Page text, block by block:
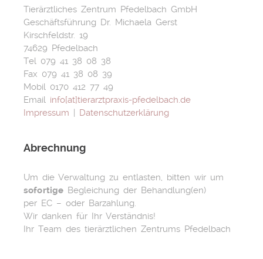
Tierärztliches Zentrum Pfedelbach GmbH
Geschäftsführung Dr. Michaela Gerst
Kirschfeldstr. 19
74629 Pfedelbach
Tel 079 41 38 08 38
Fax 079 41 38 08 39
Mobil 0170 412 77 49
Email info[at]tierarztpraxis-pfedelbach.de
Impressum | Datenschutzerklärung
Abrechnung
Um die Verwaltung zu entlasten, bitten wir um
sofortige Begleichung der Behandlung(en)
per EC – oder Barzahlung.
Wir danken für Ihr Verständnis!
Ihr Team des tierärztlichen Zentrums Pfedelbach